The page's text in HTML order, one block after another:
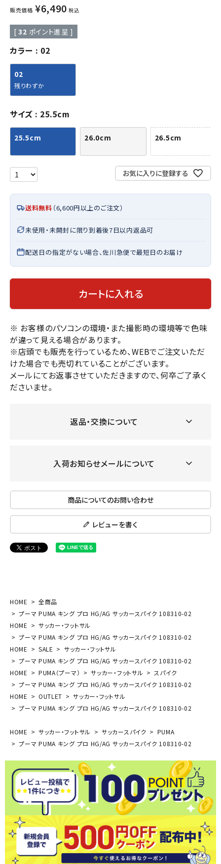
販売価格 ¥6,490 税込
[ 32 ポイント進呈 ]
カラー 02
02
残りわずか
サイズ 25.5cm
25.5cm 26.0cm 26.5cm
お気に入りに登録する
送料無料 （6,600円以上のご注文）
未使用・未開封に限り到着後7日以内返品可
配送日の指定がない場合、佐川急便で最短日のお届け
カートに入れる
※ お客様のパソコンの環境・また撮影時の環境等で色味
が違って見える場合があります。
※店頭でも販売を行っているため、WEBでご注文いただ
けた場合でも売切れていることがございます。
メールにてお返事させていただきますので、何卒ご了承く
ださいませ。
返品・交換について
入荷お知らせメールについて
商品についてのお問い合わせ
レビューを書く
HOME
全商品
プーマ PUMA キング プロ HG/AG サッカースパイク 108310-02
HOME
サッカー・フットサル
プーマ PUMA キング プロ HG/AG サッカースパイク 108310-02
HOME
SALE
サッカー・フットサル
プーマ PUMA キング プロ HG/AG サッカースパイク 108310-02
HOME
PUMA（プーマ） サッカー・フットサル
スパイク
プーマ PUMA キング プロ HG/AG サッカースパイク 108310-02
HOME
OUTLET
サッカー・フットサル
プーマ PUMA キング プロ HG/AG サッカースパイク 108310-02
HOME サッカー・フットサル サッカースパイク
PUMA
プーマ PUMA キング プロ HG/AG サッカースパイク 108310-02